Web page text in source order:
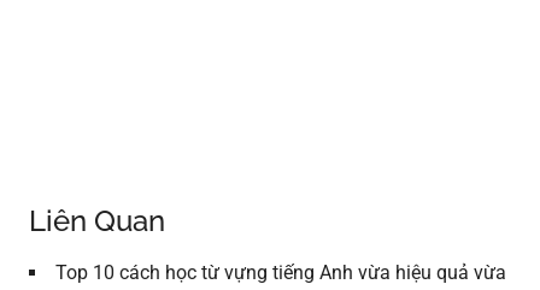
Liên Quan
Top 10 cách học từ vựng tiếng Anh vừa hiệu quả vừa